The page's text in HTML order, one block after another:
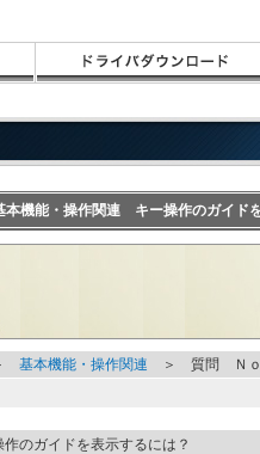
機能・操作関連 キー操作のガイド
基本機能・操作関連 ＞ 質問 Ｎｏ
作のガイドを表示するには？